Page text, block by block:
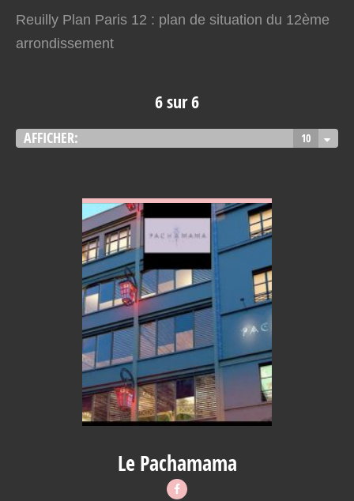
Reuilly Plan Paris 12 : plan de situation du 12ème
arrondissement
6 sur 6
AFFICHER: 10
Le Pachamama